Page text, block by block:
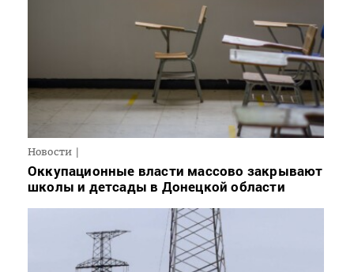
Новости
Оккупационные власти массово закрывают
школы и детсады в Донецкой области